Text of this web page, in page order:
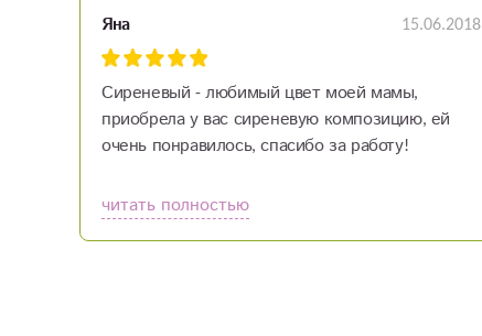
Яна 15.06.2018
Сиреневый - любимый цвет моей мамы,
приобрела у вас сиреневую композицию, ей
очень понравилось, спасибо за работу!
читать полностью